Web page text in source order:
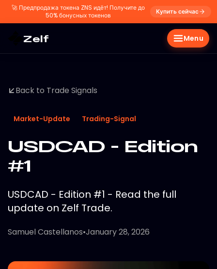
🚀 Предпродажа токена ZNS идёт! Получите до
50% бонусных токенов
Купить сейчас
Zelf Menu
Back to Trade Signals
Market-Update Trading-Signal
USDCAD - Edition
#1
USDCAD - Edition #1 - Read the full
update on Zelf Trade.
Samuel Castellanos•January 28, 2026